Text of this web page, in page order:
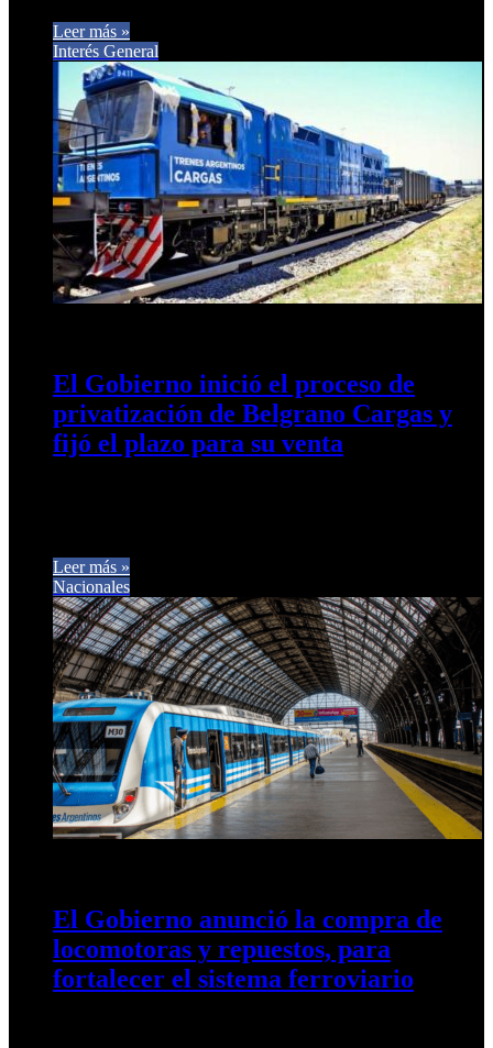
Leer más »
Interés General
El Gobierno inició el proceso de
privatización de Belgrano Cargas y
fijó el plazo para su venta
Leer más »
Nacionales
El Gobierno anunció la compra de
locomotoras y repuestos, para
fortalecer el sistema ferroviario